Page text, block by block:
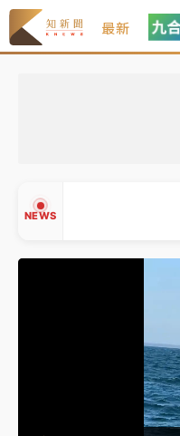
最新
NEWS
有片｜
連根拔起
中颱白海豚風雨來了
油價持續凍漲！ 中油